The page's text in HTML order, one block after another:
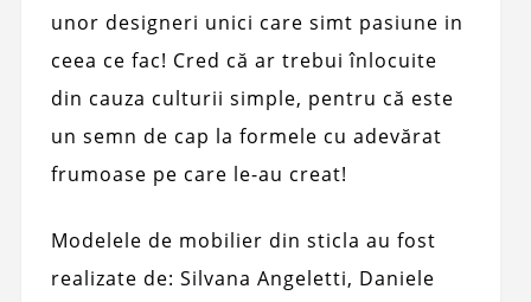
unor designeri unici care simt pasiune in
ceea ce fac! Cred că ar trebui înlocuite
din cauza culturii simple, pentru că este
un semn de cap la formele cu adevărat
frumoase pe care le-au creat!
Modelele de mobilier din sticla au fost
realizate de: Silvana Angeletti, Daniele